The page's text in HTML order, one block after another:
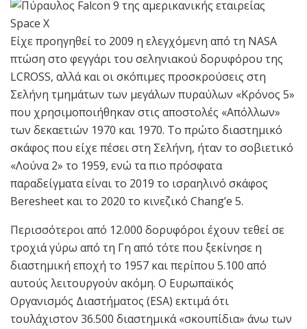
Είχε προηγηθεί το 2009 η ελεγχόμενη από τη NASA
πτώση στο φεγγάρι του σεληνιακού δορυφόρου της
LCROSS, αλλά και οι σκόπιμες προσκρούσεις στη
Σελήνη τμημάτων των μεγάλων πυραύλων «Κρόνος 5»
που χρησιμοποιήθηκαν στις αποστολές «Απόλλων»
των δεκαετιών 1970 και 1970. Το πρώτο διαστημικό
σκάφος που είχε πέσει στη Σελήνη, ήταν το σοβιετικό
«Λούνα 2» το 1959, ενώ τα πιο πρόσφατα
παραδείγματα είναι το 2019 το ισραηλινό σκάφος
Beresheet και το 2020 το κινεζικό Chang’e 5.
Περισσότεροι από 12.000 δορυφόροι έχουν τεθεί σε
τροχιά γύρω από τη Γη από τότε που ξεκίνησε η
διαστημική εποχή το 1957 και περίπου 5.100 από
αυτούς λειτουργούν ακόμη. Ο Ευρωπαϊκός
Οργανισμός Διαστήματος (ESA) εκτιμά ότι
τουλάχιστον 36.500 διαστημικά «σκουπίδια» άνω των